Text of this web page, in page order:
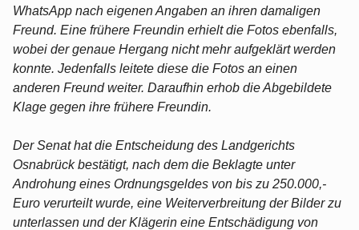
WhatsApp nach eigenen Angaben an ihren damaligen
Freund. Eine frühere Freundin erhielt die Fotos ebenfalls,
wobei der genaue Hergang nicht mehr aufgeklärt werden
konnte. Jedenfalls leitete diese die Fotos an einen
anderen Freund weiter. Daraufhin erhob die Abgebildete
Klage gegen ihre frühere Freundin.
Der Senat hat die Entscheidung des Landgerichts
Osnabrück bestätigt, nach dem die Beklagte unter
Androhung eines Ordnungsgeldes von bis zu 250.000,-
Euro verurteilt wurde, eine Weiterverbreitung der Bilder zu
unterlassen und der Klägerin eine Entschädigung von